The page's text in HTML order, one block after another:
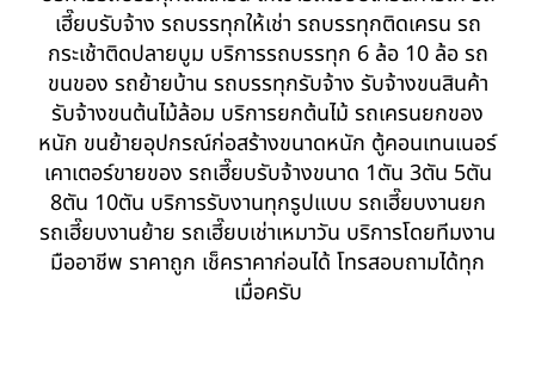
เฮี๊ยบรับจ้าง รถบรรทุกให้เช่า รถบรรทุกติดเครน รถ
กระเช้าติดปลายบูม บริการรถบรรทุก 6 ล้อ 10 ล้อ รถ
ขนของ รถย้ายบ้าน รถบรรทุกรับจ้าง รับจ้างขนสินค้า
รับจ้างขนต้นไม้ล้อม บริการยกต้นไม้ รถเครนยกของ
หนัก ขนย้ายอุปกรณ์ก่อสร้างขนาดหนัก ตู้คอนเทนเนอร์
เคาเตอร์ขายของ รถเฮี๊ยบรับจ้างขนาด 1ตัน 3ตัน 5ตัน
8ตัน 10ตัน บริการรับงานทุกรูปแบบ รถเฮี๊ยบงานยก
รถเฮี๊ยบงานย้าย รถเฮี๊ยบเช่าเหมาวัน บริการโดยทีมงาน
มืออาชีพ ราคาถูก เช็คราคาก่อนได้ โทรสอบถามได้ทุก
เมื่อครับ